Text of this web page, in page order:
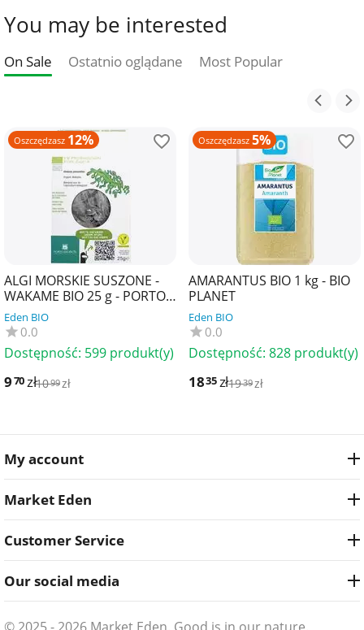
You may be interested
On Sale Ostatnio oglądane Most Popular
Oszczędzasz 12%
ALGI MORSKIE SUSZONE -
WAKAME BIO 25 g - PORTO
MUINOS
Eden BIO
0.0
Dostępność: 599 produkt(y)
970zł1099zł
Oszczędzasz 5%
AMARANTUS BIO 1 kg - BIO
PLANET
Eden BIO
0.0
Dostępność: 828 produkt(y)
1835zł1939zł
My account
Market Eden
Customer Service
Our social media